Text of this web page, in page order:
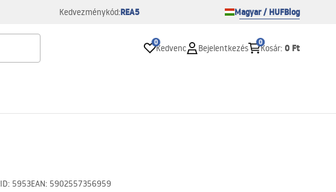
Kedvezménykód:REA5 Magyar / HUFBlog
0
Kedvenc Bejelentkezés
0
Kosár: 0 Ft
ID: 5953EAN: 5902557356959